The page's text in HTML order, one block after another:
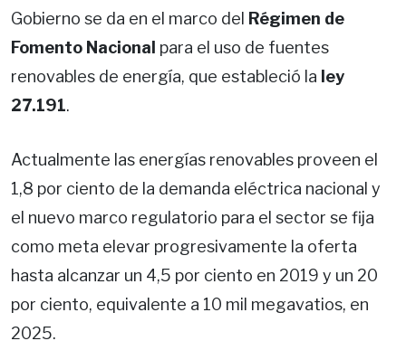
Gobierno se da en el marco del Régimen de
Fomento Nacional para el uso de fuentes
renovables de energía, que estableció la ley
27.191.
Actualmente las energías renovables proveen el
1,8 por ciento de la demanda eléctrica nacional y
el nuevo marco regulatorio para el sector se fija
como meta elevar progresivamente la oferta
hasta alcanzar un 4,5 por ciento en 2019 y un 20
por ciento, equivalente a 10 mil megavatios, en
2025.